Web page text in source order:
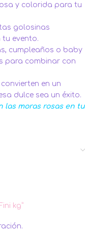
y colorida para tu
golosinas
evento.
cumpleaños o baby
para combinar con
en un
dulce sea un éxito.
las moras rosas en tu
kg”